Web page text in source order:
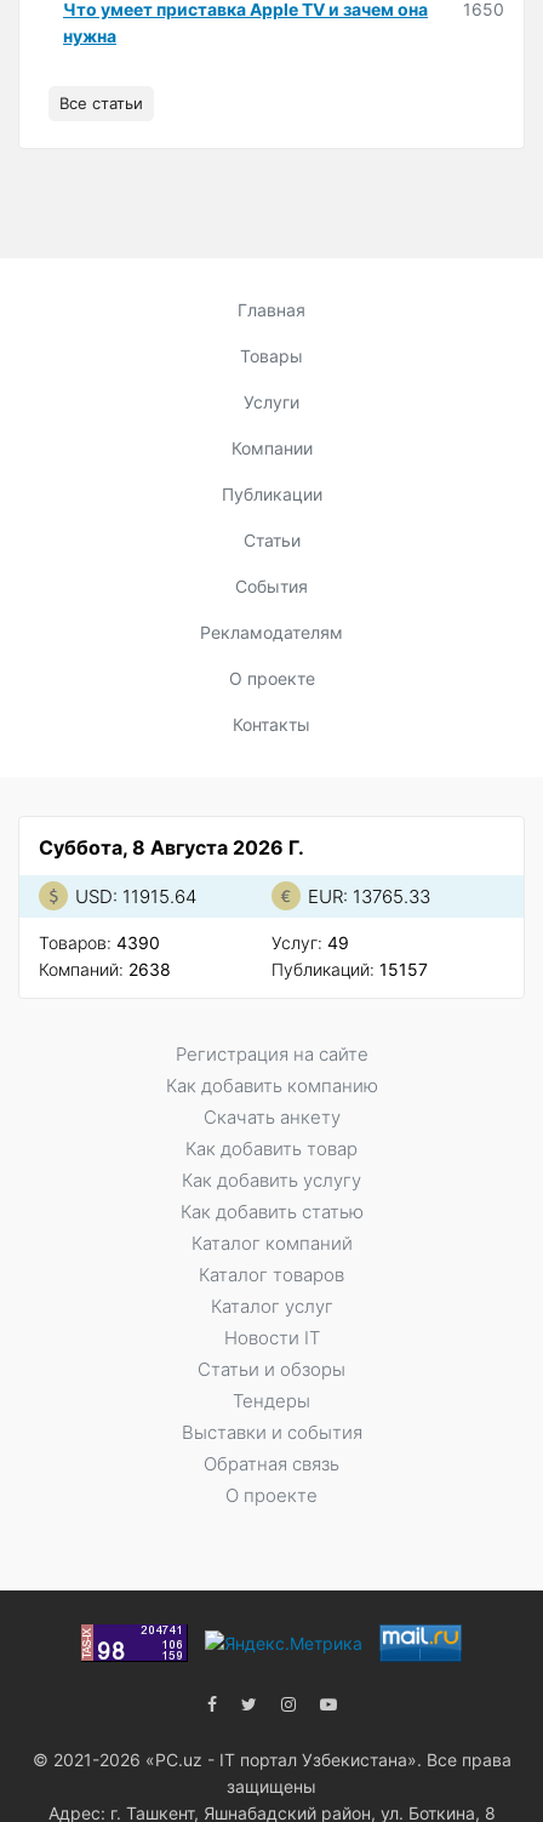
Что умеет приставка Apple TV и зачем она
нужна
1650
Все статьи
Главная
Товары
Услуги
Компании
Публикации
Статьи
События
Рекламодателям
О проекте
Контакты
Суббота, 8 Августа 2026 Г.
USD: 11915.64 EUR: 13765.33
Товаров: 4390
Компаний: 2638
Услуг: 49
Публикаций: 15157
Регистрация на сайте
Как добавить компанию
Скачать анкету
Как добавить товар
Как добавить услугу
Как добавить статью
Каталог компаний
Каталог товаров
Каталог услуг
Новости IT
Статьи и обзоры
Тендеры
Выставки и события
Обратная связь
О проекте
© 2021-2026 «PC.uz - IT портал Узбекистана». Все права
защищены
Адрес: г. Ташкент, Яшнабадский район, ул. Боткина, 8